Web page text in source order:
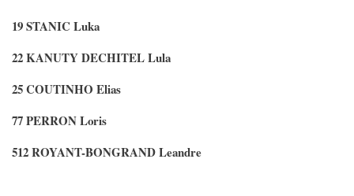
19 STANIC Luka
22 KANUTY DECHITEL Lula
25 COUTINHO Elias
77 PERRON Loris
512 ROYANT-BONGRAND Leandre